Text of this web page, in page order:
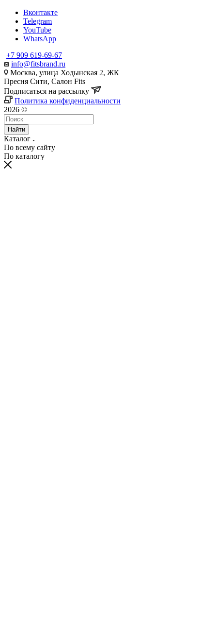
Вконтакте
Telegram
YouTube
WhatsApp
+7 909 619-69-67
info@fitsbrand.ru
Москва, улица Ходынская 2, ЖК
Пресня Сити, Салон Fits
Подписаться на рассылку
Политика конфиденциальности
2026 ©
Найти
Каталог
По всему сайту
По каталогу